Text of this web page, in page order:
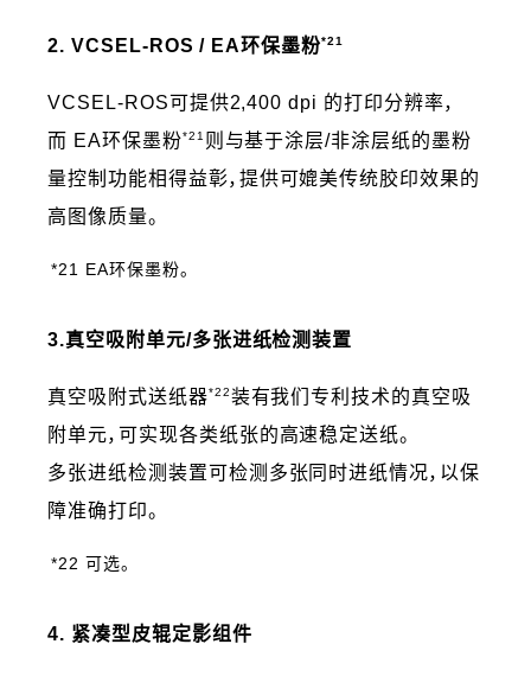
2. VCSEL-ROS / EA环保墨粉*21
VCSEL-ROS可提供2,400 dpi 的打印分辨率，
而 EA环保墨粉*21 则与基于涂层/非涂层纸的墨粉
量控制功能相得益彰，提供可媲美传统胶印效果的
高图像质量。
*21 EA环保墨粉。
3.真空吸附单元/多张进纸检测装置
真空吸附式送纸器*22装有我们专利技术的真空吸
附单元，可实现各类纸张的高速稳定送纸。
多张进纸检测装置可检测多张同时进纸情况，以保
障准确打印。
*22 可选。
4. 紧凑型皮辊定影组件